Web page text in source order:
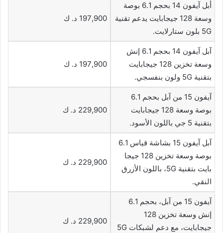
أبل آيفون 14 بحجم 6.1 بوصة
وسعة 128 جيجابايت يدعم تقنية
5G بلون ستارلايت.
197,900 د. ك
آبل آيفون 14 بحجم 6.1 إنش
وسعة تخزين 128 جيجابايت
بتقنية 5G ولون بنفسجي.
197,900 د. ك
آيفون 15 من آبل بحجم 6.1
بوصة وسعة 128 جيجابايت
بتقنية 5 جي باللون الأسود.
229,900 د. ك
آبل آيفون 15 بشاشة قياس 6.1
بوصة وسعة تخزين 128 جيجا
بايت بتقنية 5G، باللون الأزرق
النقي.
229,900 د. ك
آيفون 15 من آبل، بحجم 6.1
إنش وسعة تخزين 128
جيجابايت، مع دعم لشبكات 5G
229,900 د. ك